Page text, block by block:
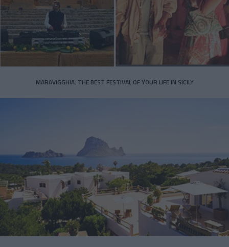
MARAVIGGHIA: THE BEST FESTIVAL OF YOUR LIFE IN SICILY